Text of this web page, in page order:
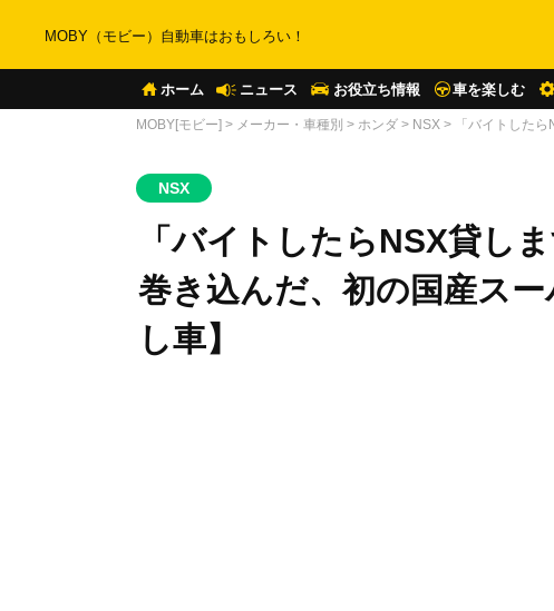
MOBY（モビー）自動車はおもしろい！
ホーム ニュース お役立ち情報 車を楽しむ
MOBY[モビー] > メーカー・車種別 > ホンダ > NSX > 「バイトした
NSX
「バイトしたらNSX貸し
巻き込んだ、初の国産ス
し車】